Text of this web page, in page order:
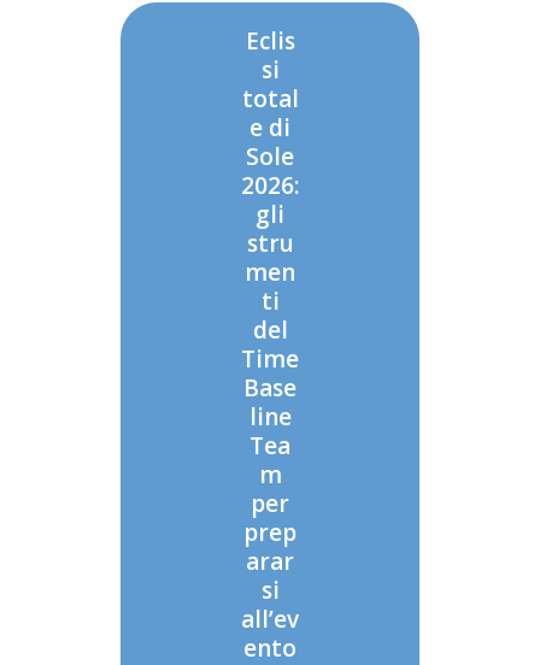
Eclis
si
total
e di
Sole
2026:
gli
stru
men
ti
del
Time
Base
line
Tea
m
per
prep
arar
si
all’ev
ento